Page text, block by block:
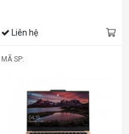
Liên hệ
MÃ SP: